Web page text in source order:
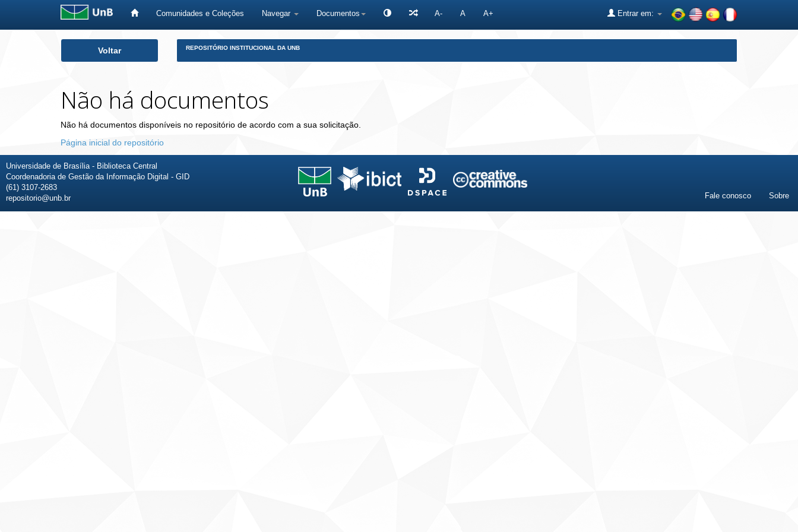
Comunidades e Coleções Navegar Documentos A- A A+ Entrar em:
Voltar REPOSITÓRIO INSTITUCIONAL DA UNB
Não há documentos
Não há documentos disponíveis no repositório de acordo com a sua solicitação.
Página inicial do repositório
Universidade de Brasília - Biblioteca Central
Coordenadoria de Gestão da Informação Digital - GID
(61) 3107-2683
repositorio@unb.br
Fale conosco Sobre